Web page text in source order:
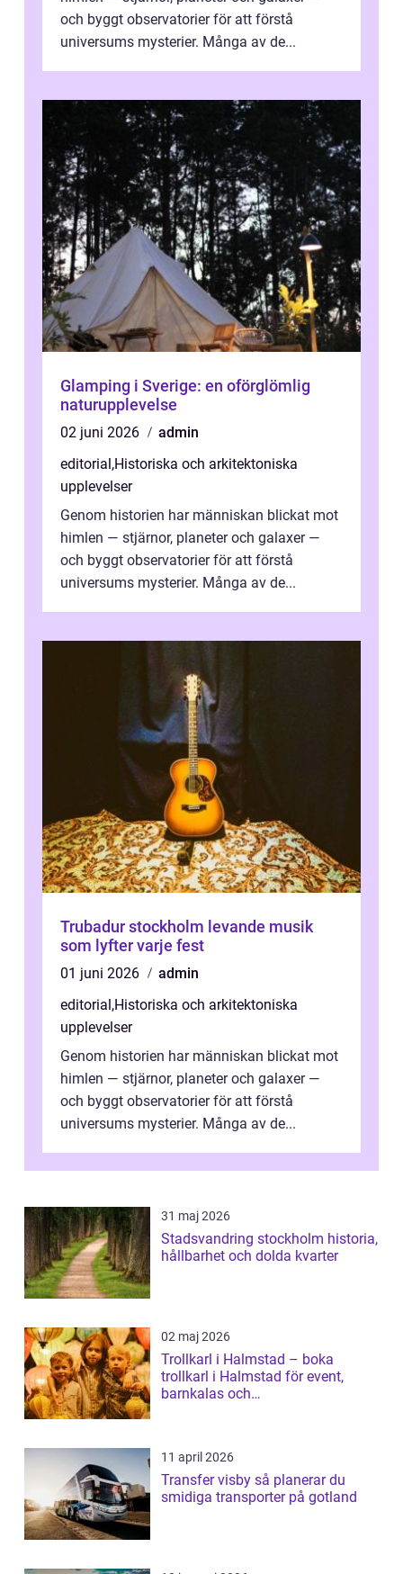
och byggt observatorier för att förstå
universums mysterier. Många av de...
Glamping i Sverige: en oförglömlig
naturupplevelse
02 juni 2026
admin
editorial,Historiska och arkitektoniska
upplevelser
Genom historien har människan blickat mot
himlen — stjärnor, planeter och galaxer —
och byggt observatorier för att förstå
universums mysterier. Många av de...
Trubadur stockholm levande musik
som lyfter varje fest
01 juni 2026
admin
editorial,Historiska och arkitektoniska
upplevelser
Genom historien har människan blickat mot
himlen — stjärnor, planeter och galaxer —
och byggt observatorier för att förstå
universums mysterier. Många av de...
31 maj 2026
Stadsvandring stockholm historia,
hållbarhet och dolda kvarter
02 maj 2026
Trollkarl i Halmstad – boka
trollkarl i Halmstad för event,
barnkalas och
11 april 2026
Transfer visby så planerar du
smidiga transporter på gotland